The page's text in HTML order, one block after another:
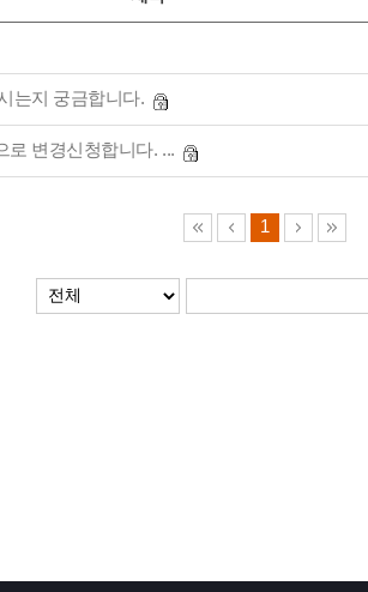
는지 궁금합니다.
로 변경신청합니다. ...
1